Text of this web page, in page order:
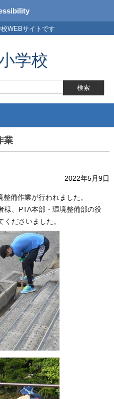
WEBサイトです
学校
業
2022年5月9日
備作業が行われました。
様、PTA本部・環境整備部の役
ださいました。